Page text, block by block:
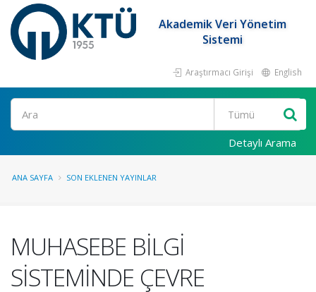
Akademik Veri Yönetim
Sistemi
Araştırmacı Girişi English
Ara
Detaylı Arama
ANA SAYFA SON EKLENEN YAYINLAR
MUHASEBE BİLGİ
SİSTEMİNDE ÇEVRE